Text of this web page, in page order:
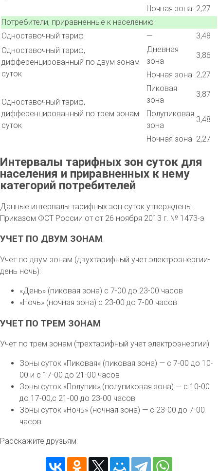
Ночная зона 2,27
Потребители, приравненные к населению
Одноставочный тариф
—
3,48
Одноставочный тариф,
дифференцированный по двум зонам
суток
Дневная
зона
3,86
Ночная зона 2,27
Одноставочный тариф,
дифференцированный по трем зонам
суток
Пиковая
зона
3,87
Полупиковая
зона
3,48
Ночная зона 2,27
Интервалы тарифных зон суток для
населения и приравненных к нему
категорий потребителей
Данные интервалы тарифных зон суток утверждены
Приказом ФСТ России от от 26 ноября 2013 г. № 1473-э
УЧЕТ ПО ДВУМ ЗОНАМ
Учет по двум зонам (двухтарифный учет электроэнергии-
день ночь):
«День» (пиковая зона) с 7-00 до 23-00 часов
«Ночь» (ночная зона) с 23-00 до 7-00 часов
УЧЕТ ПО ТРЕМ ЗОНАМ
Учет по трем зонам (трехтарифный учет электроэнергии):
Зоны суток «Пиковая» (пиковая зона) — с 7-00 до 10-
00 и с 17-00 до 21-00 часов
Зоны суток «Полупик» (полупиковая зона) — с 10-00
до 17-00,с 21-00 до 23-00 часов
Зоны суток «Ночь» (ночная зона) — с 23-00 до 7-00
часов
Расскажите друзьям: